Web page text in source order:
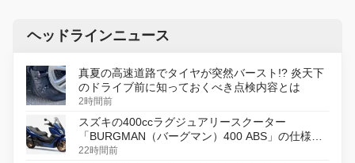
ヘッドラインニュース
真夏の高速道路でタイヤが突然バースト!? 炎天下
のドライブ前に知っておくべき点検内容とは
2時間前
スズキの400ccラグジュアリースクーター
「BURGMAN（バーグマン）400 ABS」の仕様を
変更し、8月18日に発売
22時間前